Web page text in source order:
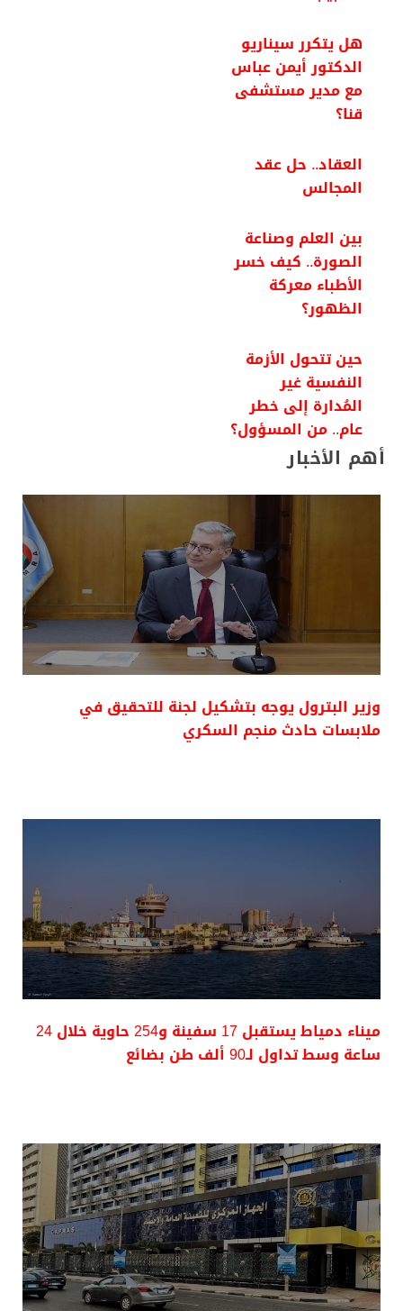
هل يتكرر سيناريو
الدكتور أيمن عباس
مع مدير مستشفى
قنا؟
العقاد.. حل عقد
المجالس
بين العلم وصناعة
الصورة.. كيف خسر
الأطباء معركة
الظهور؟
حين تتحول الأزمة
النفسية غير
المُدارة إلى خطر
عام.. من المسؤول؟
أهم الأخبار
وزير البترول يوجه بتشكيل لجنة للتحقيق في
ملابسات حادث منجم السكري
ميناء دمياط يستقبل 17 سفينة و254 حاوية خلال 24
ساعة وسط تداول لـ90 ألف طن بضائع